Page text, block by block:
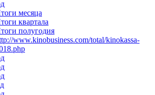
месяца
квартала
полугодия
www.kinobusiness.com/total/kinokassa-